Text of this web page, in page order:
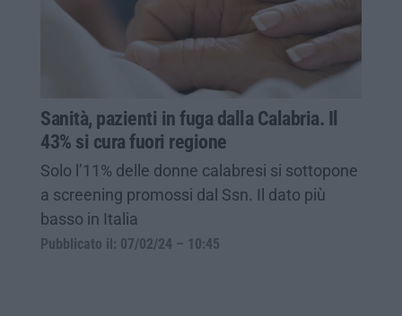
Sanità, pazienti in fuga dalla Calabria. Il
43% si cura fuori regione
Solo l’11% delle donne calabresi si sottopone
a screening promossi dal Ssn. Il dato più
basso in Italia
Pubblicato il: 07/02/24 – 10:45